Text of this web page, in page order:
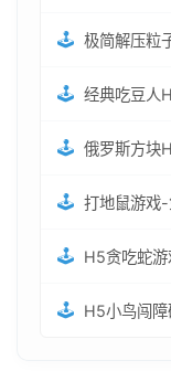
🕹️
🕹️
🕹️
🕹️
🕹️
🕹️